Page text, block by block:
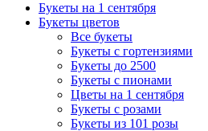
Букеты на 1 сентября
Букеты цветов
Все букеты
Букеты с гортензиями
Букеты до 2500
Букеты с пионами
Цветы на 1 сентября
Букеты с розами
Букеты из 101 розы